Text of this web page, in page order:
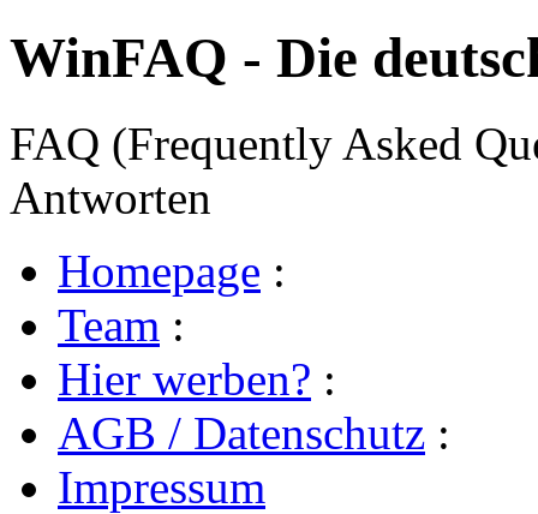
WinFAQ - Die
FAQ (Frequently Asked
Antworten
Homepage :
Team :
Hier werben? :
AGB / Datenschutz :
Impressum